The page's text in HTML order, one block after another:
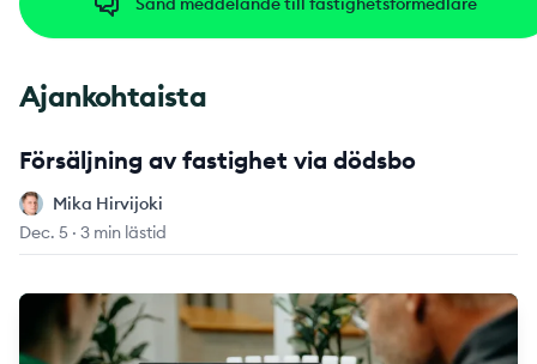
Ajankohtaista
Försäljning av fastighet via dödsbo
Mika Hirvijoki
Mika Hirvijoki
Dec. 5 · 3 min lästid